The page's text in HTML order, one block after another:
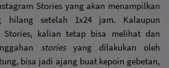
Stories yang akan menampilkan
Stories, kalian tetap bisa melihat dan
stories